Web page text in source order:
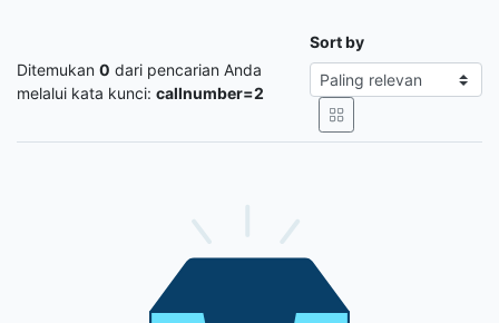
Ditemukan 0 dari pencarian Anda
melalui kata kunci: callnumber=2
Sort by